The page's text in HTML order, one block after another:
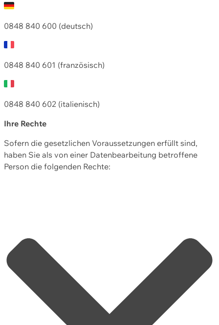
0848 840 600 (deutsch)
0848 840 601 (französisch)
0848 840 602 (italienisch)
Ihre Rechte
Sofern die gesetzlichen Voraussetzungen erfüllt sind,
haben Sie als von einer Datenbearbeitung betroffene
Person die folgenden Rechte: